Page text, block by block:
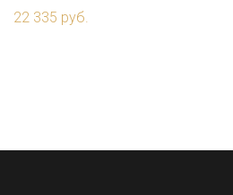
22 335 руб.